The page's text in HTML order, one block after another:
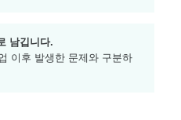
남깁니다.
이후 발생한 문제와 구분하